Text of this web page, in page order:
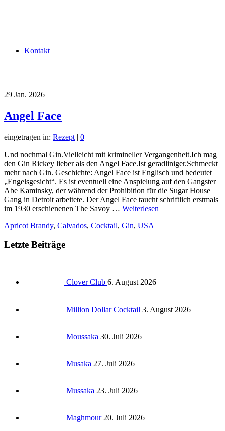
Kontakt
29 Jan. 2026
Angel Face
eingetragen in: Rezept | 0
Und nochmal Gin.Vielleicht mit krimineller Vergangenheit.Ich mag
den Gin Rickey lieber als den Angel Face.Ist geradliniger.Schmeckt
mehr nach Gin. Geschichte: Angel Face ist Englisch und bedeutet
„Engelsgesicht“. Es ist eventuell eine Anspielung auf den Gangster
Abe Kaminsky, der während der Prohibition für die Sugar House
Gang in Detroit arbeitete. Der Angel Face taucht schriftlich erstmals
im 1930 erschienenen The Savoy … Weiterlesen
Apricot Brandy, Calvados, Cocktail, Gin, USA
Letzte Beiträge
Clover Club 6. August 2026
Million Dollar Cocktail 3. August 2026
Moussaka 30. Juli 2026
Musaka 27. Juli 2026
Mussaka 23. Juli 2026
Maghmour 20. Juli 2026